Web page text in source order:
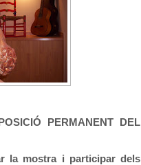
PERMANENT DEL
la mostra i participar dels